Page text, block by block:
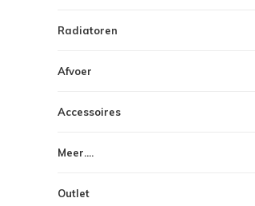
Radiatoren
Afvoer
Accessoires
Meer....
Outlet